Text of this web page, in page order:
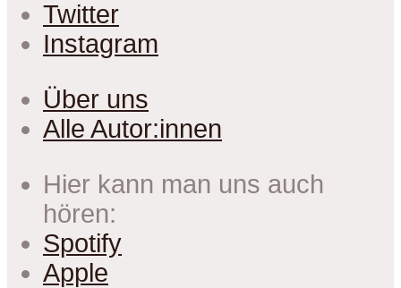
Twitter
Instagram
Über uns
Alle Autor:innen
Hier kann man uns auch
hören:
Spotify
Apple